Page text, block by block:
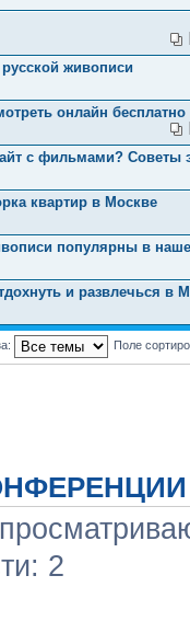
живописи
онлайн бесплатно
с фильмами? Советы
квартир в Москве
популярны в
и развлечься в
Поле
2